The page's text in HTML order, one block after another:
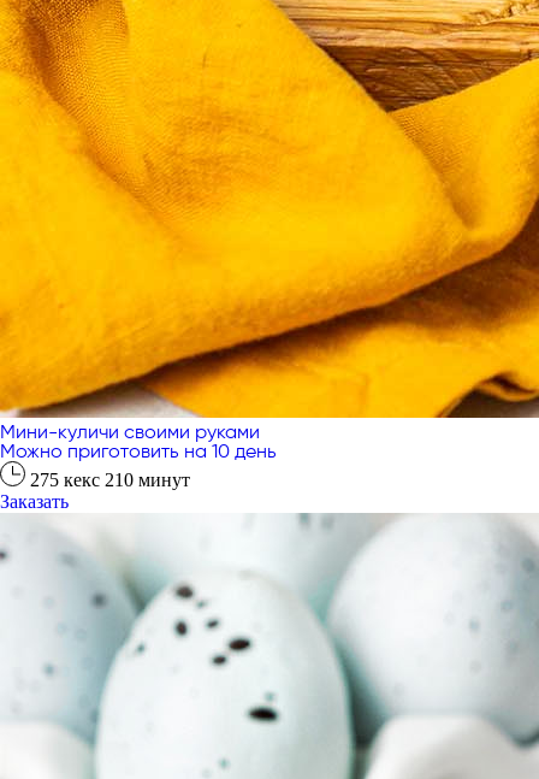
Мини-куличи своими руками
Можно приготовить на 10 день
275 кекс 210 минут
Заказать